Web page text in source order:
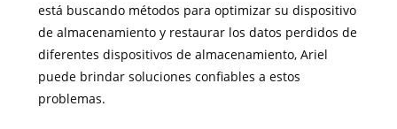
está buscando métodos para optimizar su dispositivo
de almacenamiento y restaurar los datos perdidos de
diferentes dispositivos de almacenamiento, Ariel
puede brindar soluciones confiables a estos
problemas.